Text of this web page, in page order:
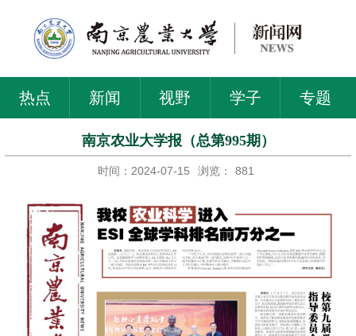
热点 新闻 视野 学子 专题
南京农业大学报（总第995期）
时间：2024-07-15 浏览： 881